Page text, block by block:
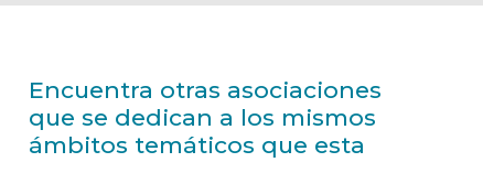
Encuentra otras asociaciones
que se dedican a los mismos
ámbitos temáticos que esta